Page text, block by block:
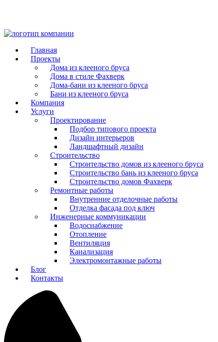
Главная
Проекты
Дома из клееного бруса
Дома в стиле Фахверк
Дома-бани из клееного бруса
Бани из клееного бруса
Компания
Услуги
Проектирование
Подбор типового проекта
Дизайн интерьеров
Ландшафтный дизайн
Строительство
Строительство домов из клееного бруса
Строительство бань из клееного бруса
Строительство домов Фахверк
Ремонтные работы
Внутренние отделочные работы
Отделка фасада под ключ
Инженерные коммуникации
Водоснабжение
Отопление
Вентиляция
Канализация
Электромонтажные работы
Блог
Контакты